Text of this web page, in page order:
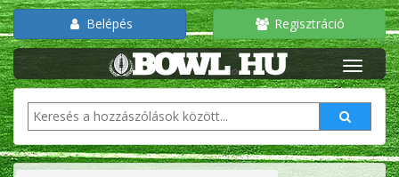
Belépés Regisztráció